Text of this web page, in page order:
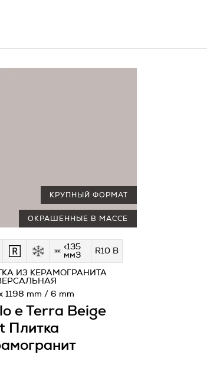
КРУПНЫЙ ФОРМАТ
ОКРАШЕННЫЕ В МАССЕ
<135
мм3
R10 B
e Terra Beige
Плитка
ИЗ КЕРАМОГРАНИТА
1198 mm / 6 mm